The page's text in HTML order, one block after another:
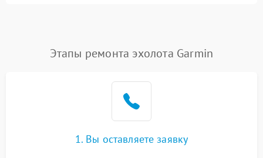
Этапы ремонта эхолота Garmin
1. Вы оставляете заявку